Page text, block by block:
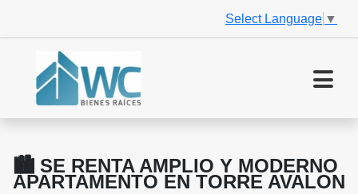
Select Language ▼
🏙️ SE RENTA AMPLIO Y MODERNO
APARTAMENTO EN TORRE AVALON